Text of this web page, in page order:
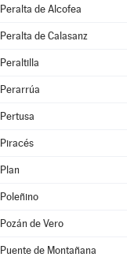
Peralta de Alcofea
Peralta de Calasanz
Peraltilla
Perarrúa
Pertusa
Piracés
Plan
Poleñino
Pozán de Vero
Puente de Montañana